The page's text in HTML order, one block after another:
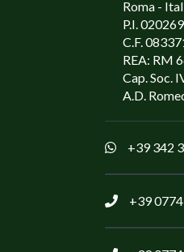
Roma -
P.I.
C.F.
REA: RM
Cap. Soc.
A.D.
+39 342
+39